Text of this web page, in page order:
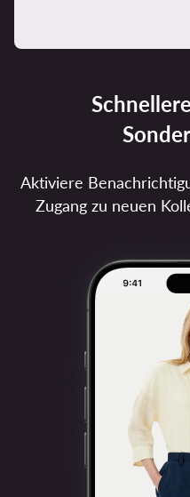
Aktiviere
Zugang zu neuen